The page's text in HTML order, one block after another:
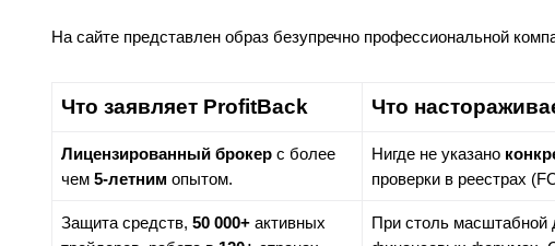
На сайте представлен образ безупречно профессиональной
Что заявляет ProfitBack Что
Лицензированный брокер с более
чем 5-летним опытом.
Нигде не указано
проверки в реестрах
Защита средств, 50 000+ активных
При столь масштабной